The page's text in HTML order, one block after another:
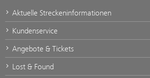
Aktuelle Streckeninformationen
Kundenservice
Angebote & Tickets
Lost & Found